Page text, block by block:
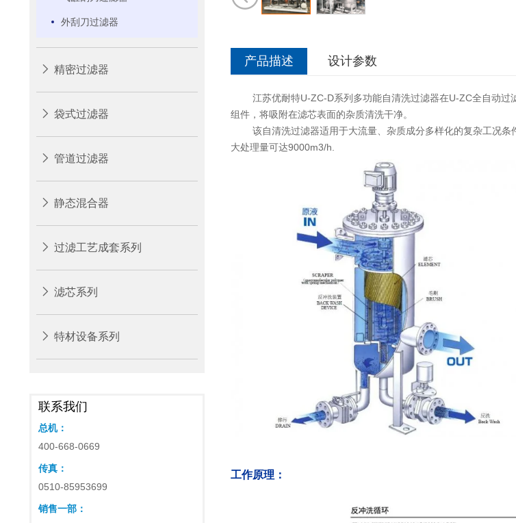
外刮刀过滤器
精密过滤器
袋式过滤器
管道过滤器
静态混合器
过滤工艺成套系列
滤芯系列
特材设备系列
联系我们
总机：
400-668-0669
传真：
0510-85953699
销售一部：
产品描述 设计参数
江苏优耐特U-ZC-D系列多功能自清洗过滤器在U-ZC全自动过
组件，将吸附在滤芯表面的杂质清洗干净。
该自清洗过滤器适用于大流量、杂质成分多样化的复杂工况
大处理量可达9000m3/h.
工作原理：